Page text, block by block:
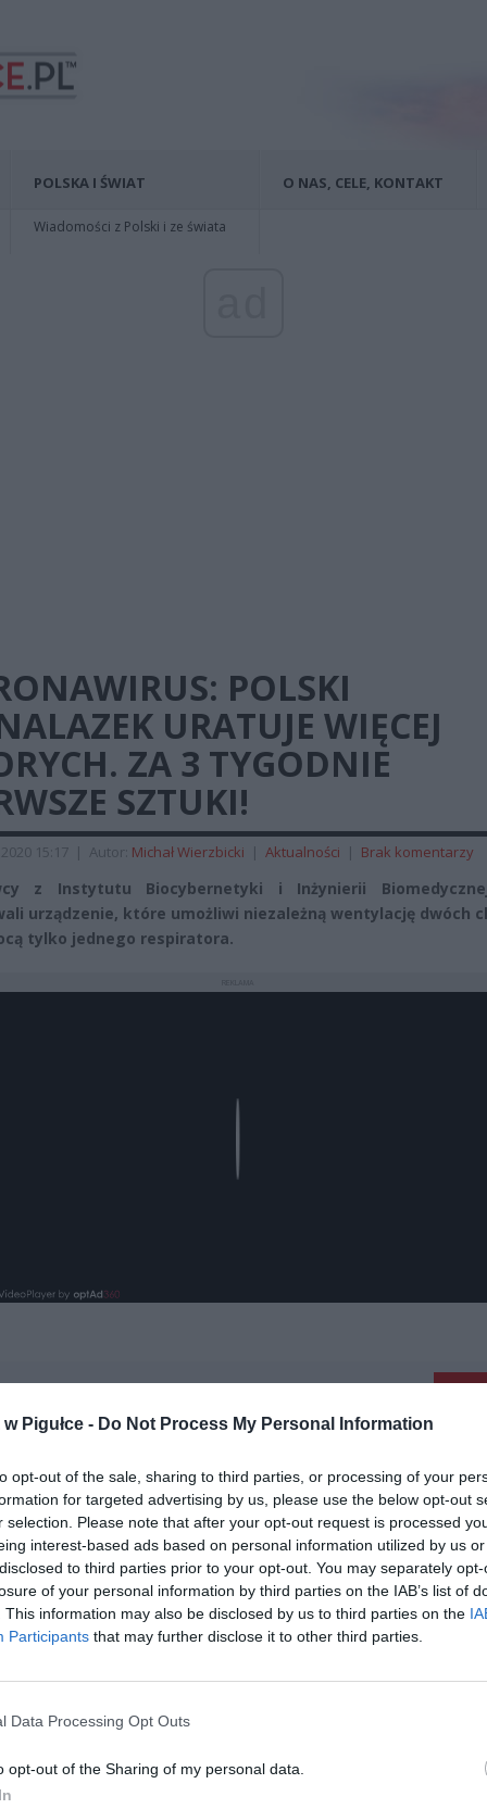
Pigułce - Do Not Process My Personal Information
opt-out of the sale, sharing to third parties, or processing of your
for targeted advertising by us, please use the below opt-out
selection. Please note that after your opt-out request is processed
interest-based ads based on personal information utilized by us
to third parties prior to your opt-out. You may separately
of your personal information by third parties on the IAB’s list of
This information may also be disclosed by us to third parties on the
Participants that may further disclose it to other third parties.
Data Processing Opt Outs
opt-out of the Sharing of my personal data.
POLSKA I ŚWIAT
Wiadomości z Polski i ze świata
O NAS, CELE, KONTAKT
POLSKI
URATUJE WIĘCEJ
ZA 3 TYGODNIE
SZTUKI!
15:17 | Autor: Michał Wierzbicki | Aktualności | Brak komentarzy
z Instytutu Biocybernetyki i Inżynierii
urządzenie, które umożliwi niezależną wentylację dwóch
tylko jednego respiratora.